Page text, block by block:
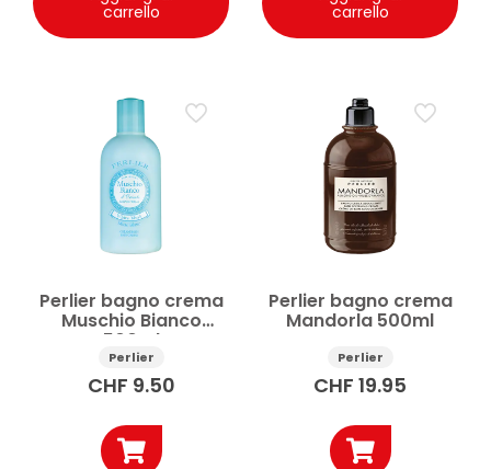
carrello
carrello
Perlier bagno crema
Muschio Bianco
500ml
Perlier
CHF 9.50
Perlier bagno crema
Mandorla 500ml
Perlier
CHF 19.95